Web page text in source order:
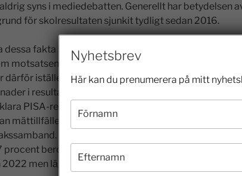
syns i mediedebatten. Generellt har betydelsen
för skolresultaten sjunkit tydligt sedan 2016.
dessa fakta syns i mediedebatten, tvärtom framhärdas
motsatsen. En slutsats baserad på Skolverkets
därför istället att skolsegregation, familjebakgrund,
i resultat mellan skolor under det senaste
PISA-resultaten under en följd av år. Dessa resultat
mättillfällena på ett sätt som omöjliggör enkla
Till exempel varierar andelen
procent beroende på ämne och mättillfälle; andelen var
men lägre däremellan, 2015 och 2018.”
Nyhetsbrev
Här kan du prenumerera på mitt